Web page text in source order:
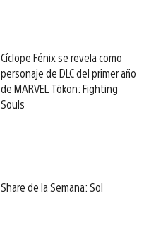
Cíclope Fénix se revela como
personaje de DLC del primer año
de MARVEL Tōkon: Fighting
Souls
Share de la Semana: Sol